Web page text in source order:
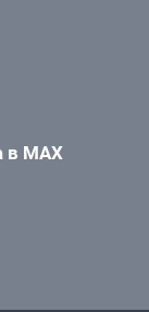
в MAX